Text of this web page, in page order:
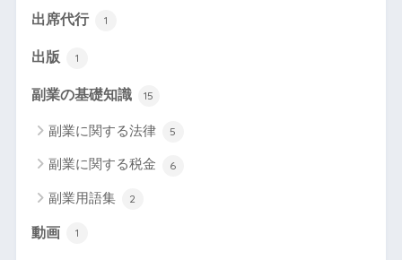
出席代行 1
出版 1
副業の基礎知識 15
副業に関する法律 5
副業に関する税金 6
副業用語集 2
動画 1